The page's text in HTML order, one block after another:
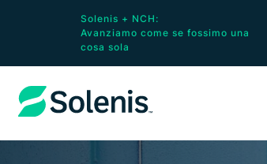
Solenis + NCH:
Avanziamo come se fossimo una
cosa sola